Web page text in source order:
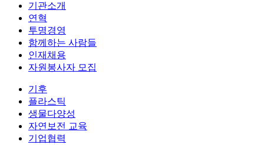
기관소개
연혁
투명경영
함께하는 사람들
인재채용
자원봉사자 모집
기후
플라스틱
생물다양성
자연보전 교육
기업협력